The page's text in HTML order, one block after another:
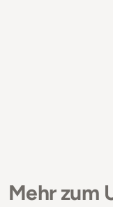
Mehr zum